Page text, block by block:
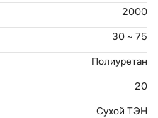
2000
30 ~ 75
Полиуретан
20
Сухой ТЭН